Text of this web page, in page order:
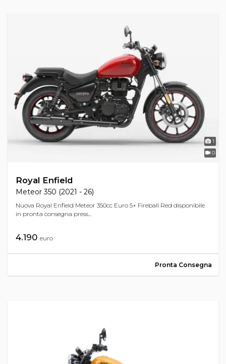
1
0
Royal Enfield
Meteor 350 (2021 - 26)
Nuova Royal Enfield Meteor 350cc Euro 5+ Fireball Red disponibile
in pronta consegna press...
4.190 euro
Pronta Consegna